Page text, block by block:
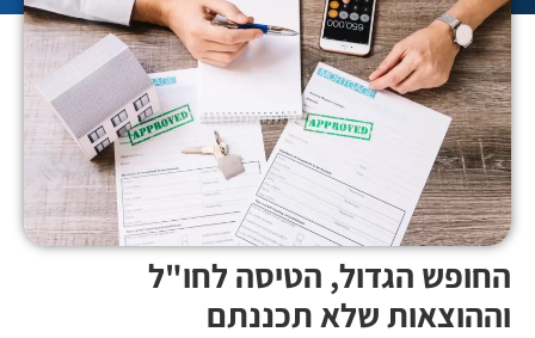
הגדול, הטיסה לחו"ל
שלא תכננתם